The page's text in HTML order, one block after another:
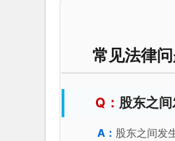
常见法律
股东之
股东之间发